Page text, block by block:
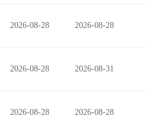
2026-08-28 2026-08-28
2026-08-28 2026-08-31
2026-08-28 2026-08-28